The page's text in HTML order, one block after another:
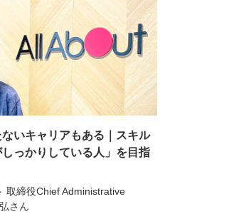
いキャリアもある｜スキル
っかりしている人」を目指
取締役Chief Administrative
さん